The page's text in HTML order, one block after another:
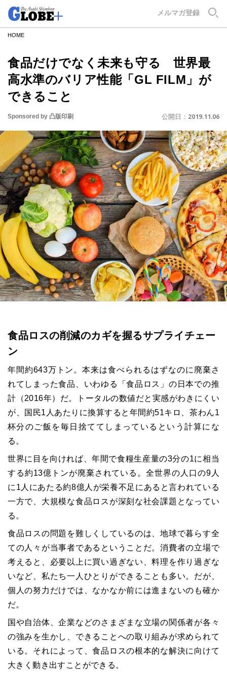
メルマガ登録
HOME
食品だけでなく未来も守る 世界最
高水準のバリア性能「GL FILM」が
できること
Sponsored by 凸版印刷 公開日： 2019.11.06
食品ロスの削減のカギを握るサプライチェー
ン
年間約643万トン。本来は食べられるはずなのに廃棄さ
れてしまった食品、いわゆる「食品ロス」の日本での推
計（2016年）だ。トータルの数値だと実感がわきにくい
が、国民1人あたりに換算すると年間約51キロ、茶わん1
杯分のご飯を毎日捨ててしまっているという計算にな
る。
世界に目を向ければ、年間で食糧生産量の3分の1に相当
する約13億トンが廃棄されている。全世界の人口の9人
に1人にあたる約8億人が栄養不足にあると言われている
一方で、大規模な食品ロスが深刻な社会課題となってい
る。
食品ロスの問題を難しくしているのは、地球で暮らす全
ての人々が当事者であるということだ。消費者の立場で
考えると、必要以上に買い過ぎない、料理を作り過ぎな
いなど、私たち一人ひとりができることも多い。だが、
個人の努力だけでは、なかなか前には進まないのも確か
だ。
国や自治体、企業などのさまざまな立場の関係者が各々
の強みを生かし、できることへの取り組みが求められて
いる。それによって、食品ロスの根本的な解決に向けて
大きく動き出すことができる。